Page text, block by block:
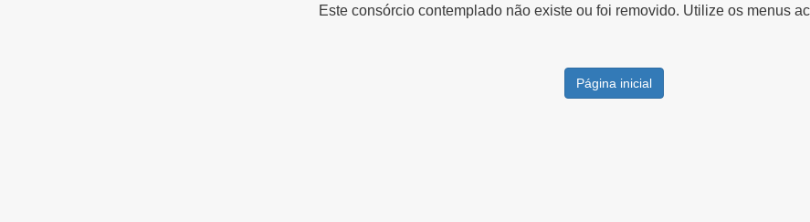
Este consórcio contemplado não existe ou foi removido. Utilize os menus
Página inicial